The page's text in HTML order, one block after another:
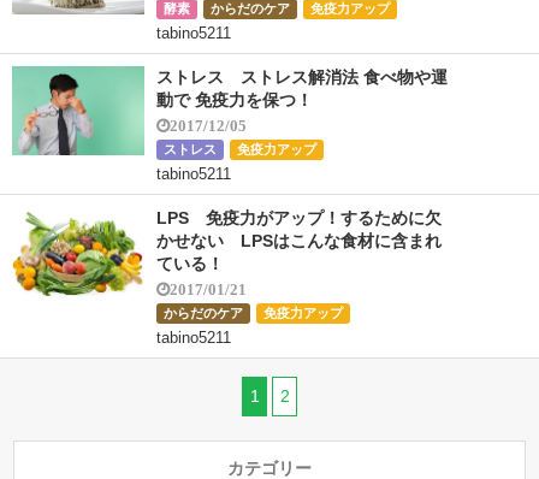
酵素 からだのケア 免疫力アップ
tabino5211
ストレス ストレス解消法 食べ物や運
動で 免疫力を保つ！
2017/12/05
ストレス 免疫力アップ
tabino5211
LPS 免疫力がアップ！するために欠
かせない LPSはこんな食材に含まれ
ている！
2017/01/21
からだのケア 免疫力アップ
tabino5211
1 2
カテゴリー